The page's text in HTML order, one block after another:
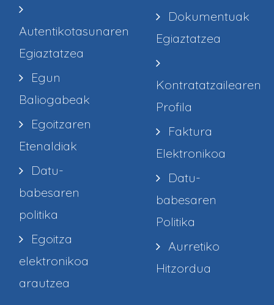
Autentikotasunaren
Egiaztatzea
Egun
Baliogabeak
Egoitzaren
Etenaldiak
Datu-
babesaren
politika
Egoitza
elektronikoa
arautzea
Dokumentuak
Egiaztatzea
Kontratatzailearen
Profila
Faktura
Elektronikoa
Datu-
babesaren
Politika
Aurretiko
Hitzordua